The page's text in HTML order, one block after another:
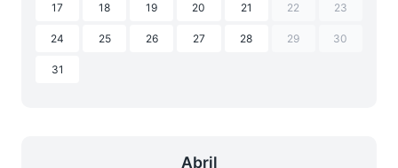
17 18 19 20 21 22 23
24 25 26 27 28 29 30
31
Abril